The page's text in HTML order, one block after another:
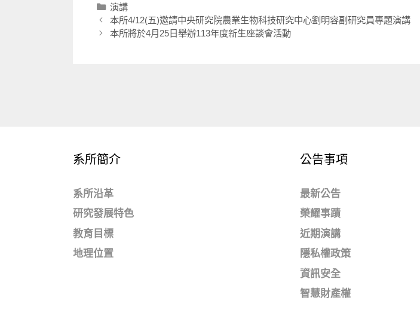
演講
本所4/12(五)邀請中央研究院農業生物科技研究中心劉明容副研究員專題演講
本所將於4月25日舉辦113年度新生座談會活動
系所簡介
系所沿革
研究發展特色
教育目標
地理位置
公告事項
最新公告
榮耀事蹟
近期演講
隱私權政策
資訊安全
智慧財產權